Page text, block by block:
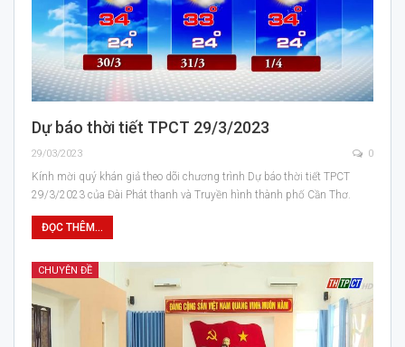
Dự báo thời tiết TPCT 29/3/2023
29/03/2023 0
Kính mời quý khán giả theo dõi chương trình Dự báo thời tiết TPCT
29/3/2023 của Đài Phát thanh và Truyền hình thành phố Cần Thơ.
ĐỌC THÊM...
CHUYÊN ĐỀ